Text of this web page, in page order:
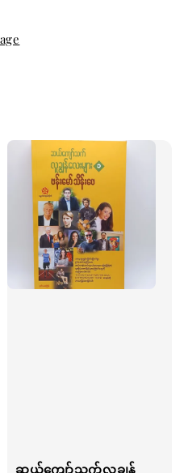
ဆယ်ကျော်သက်လူချွန်